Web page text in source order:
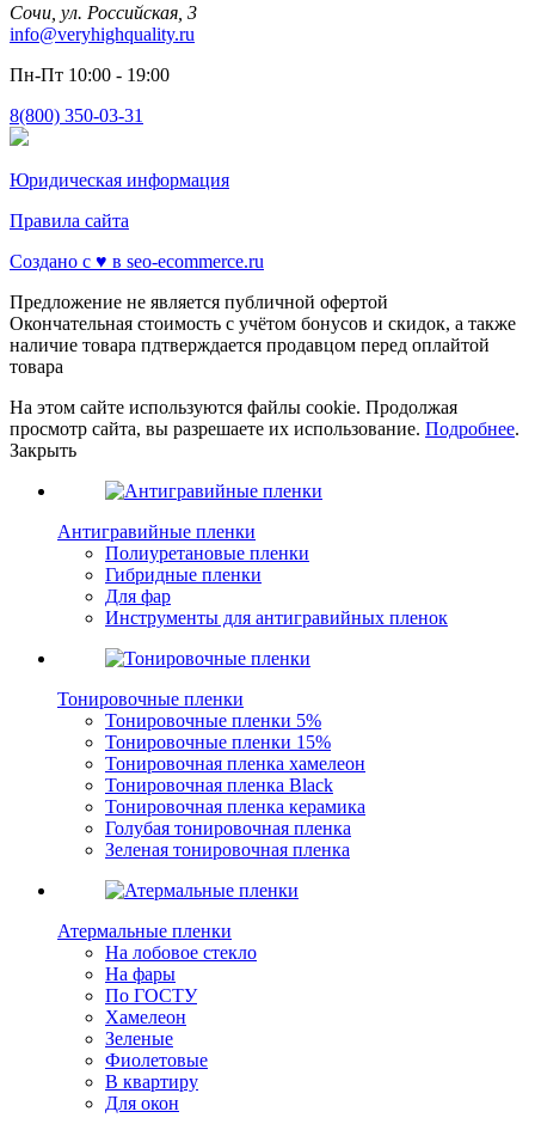
Сочи, ул. Российская, 3
info@veryhighquality.ru
Пн-Пт 10:00 - 19:00
8(800) 350-03-31
Юридическая информация
Правила сайта
Создано с ♥️ в seo-ecommerce.ru
Предложение не является публичной офертой
Окончательная стоимость с учётом бонусов и скидок, а также
наличие товара пдтверждается продавцом перед оплайтой
товара
На этом сайте используются файлы cookie. Продолжая
просмотр сайта, вы разрешаете их использование. Подробнее.
Закрыть
Антигравийные пленки
Полиуретановые пленки
Гибридные пленки
Для фар
Инструменты для антигравийных пленок
Тонировочные пленки
Тонировочные пленки 5%
Тонировочные пленки 15%
Тонировочная пленка хамелеон
Тонировочная пленка Black
Тонировочная пленка керамика
Голубая тонировочная пленка
Зеленая тонировочная пленка
Атермальные пленки
На лобовое стекло
На фары
По ГОСТУ
Хамелеон
Зеленые
Фиолетовые
В квартиру
Для окон